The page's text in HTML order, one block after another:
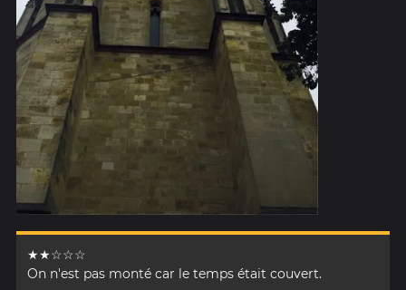
★★☆☆☆
On n'est pas monté car le temps était couvert.